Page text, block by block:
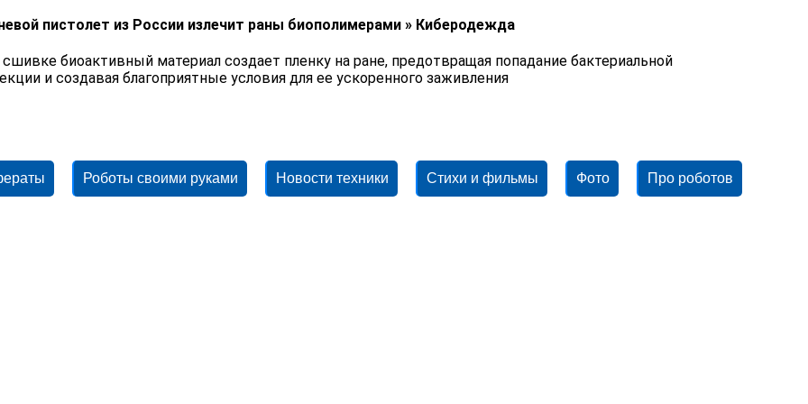
пистолет из России излечит раны биополимерами » Киберодежда
биоактивный материал создает пленку на ране, предотвращая попадание бактериальной
и создавая благоприятные условия для ее ускоренного заживления
Роботы своими руками Новости техники Стихи и фильмы Фото Про роботов